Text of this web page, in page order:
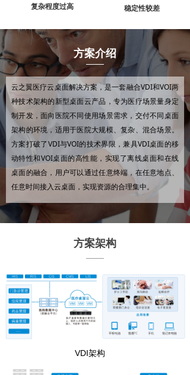
VDI架构
云之翼医疗云桌面解决方案，是一套融合VDI和VOI两
种技术架构的新型桌面云产品，专为医疗场景量身定
制开发，面向医院不同使用场景需求，交付不同桌面
架构的环境，适用于医院大规模、复杂、混合场景。
方案打破了VDI与VOI的技术界限，兼具VDI桌面的移
动特性和VOI桌面的高性能，实现了离线桌面和在线
桌面的融合，用户可以通过任意终端，在任意地点、
任意时间接入云桌面，实现资源的合理集中。
方案介绍
方案架构
复杂程度过高
稳定性较差